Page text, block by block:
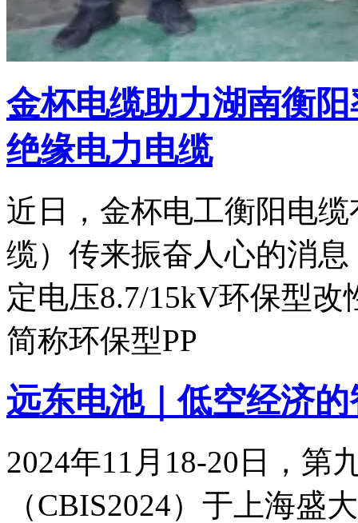
金杯电缆助力湖南衡
绝缘电力电缆
近日，金杯电工衡阳电
缆）传来振奋人心的消
定电压8.7/15kV环保型
简称环保型PP
远东电池｜低空经济
2024年11月18-20日，第
（CBIS2024）于上海盛